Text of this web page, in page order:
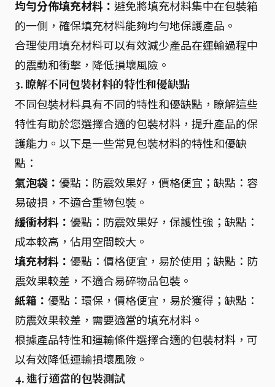
均勻分佈填充材料： 避免將填充材料集中在包裝箱
的一側，確保填充材料能夠均勻地保護產品。
合理使用填充材料可以有效減少產品在運輸過程中
的震動和衝擊，降低損壞風險。
3. 瞭解不同包裝材料的特性和優缺點
不同包裝材料具有不同的特性和優缺點，瞭解這些
特性有助於您選擇合適的包裝材料，提升產品的保
護能力。以下是一些常見包裝材料的特性和優缺
點：
氣泡袋： 優點：防震效果好，價格便宜；缺點：容
易破損，不適合重物包裝。
緩衝材料： 優點：防震效果好，保護性強；缺點：
成本較高，佔用空間較大。
填充材料： 優點：價格便宜，易於使用；缺點：防
震效果較差，不適合易碎物品包裝。
紙箱： 優點：環保，價格便宜，易於獲得；缺點：
防震效果較差，需要適當的填充材料。
根據產品特性和運輸條件選擇合適的包裝材料，可
以有效降低運輸損壞風險。
4. 進行適當的包裝測試